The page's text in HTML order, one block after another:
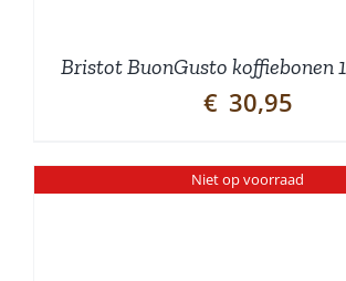
Bristot BuonGusto koffiebonen
€ 30,95
Niet op voorraad